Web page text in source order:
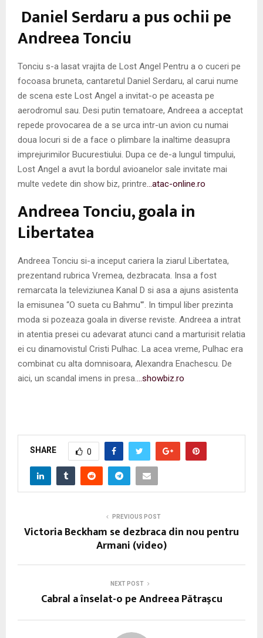
N
U
Daniel Serdaru a pus ochii pe
Andreea Tonciu
Tonciu s-a lasat vrajita de Lost Angel Pentru a o cuceri pe
focoasa bruneta, cantaretul Daniel Serdaru, al carui nume
de scena este Lost Angel a invitat-o pe aceasta pe
aerodromul sau. Desi putin tematoare, Andreea a acceptat
repede provocarea de a se urca intr-un avion cu numai
doua locuri si de a face o plimbare la inaltime deasupra
imprejurimilor Bucurestiului. Dupa ce de-a lungul timpului,
Lost Angel a avut la bordul avioanelor sale invitate mai
multe vedete din show biz, printre …atac-online.ro
Andreea Tonciu, goala in
Libertatea
Andreea Tonciu si-a inceput cariera la ziarul Libertatea,
prezentand rubrica Vremea, dezbracata. Insa a fost
remarcata la televiziunea Kanal D si asa a ajuns asistenta
la emisunea “O sueta cu Bahmu'”. In timpul liber prezinta
moda si pozeaza goala in diverse reviste. Andreea a intrat
in atentia presei cu adevarat atunci cand a marturisit relatia
ei cu dinamovistul Cristi Pulhac. La acea vreme, Pulhac era
combinat cu alta domnisoara, Alexandra Enachescu. De
aici, un scandal imens in presa.
…showbiz.ro
SHARE 0
PREVIOUS POST
Victoria Beckham se dezbraca din nou pentru
Armani (video)
NEXT POST
Cabral a înselat-o pe Andreea Pătraşcu